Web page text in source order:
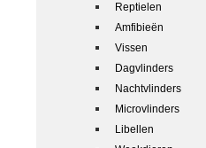
Reptielen
Amfibieën
Vissen
Dagvlinders
Nachtvlinders
Microvlinders
Libellen